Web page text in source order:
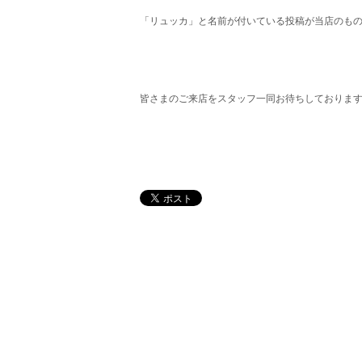
「リュッカ」と名前が付いている投稿が当店のも
皆さまのご来店をスタッフ一同お待ちしておりま